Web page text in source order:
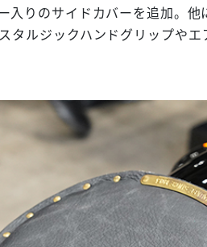
入りのサイドカバーを追加。
タルジックハンドグリップや